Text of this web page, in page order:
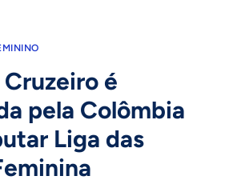
é
pela Colômbia
Liga das